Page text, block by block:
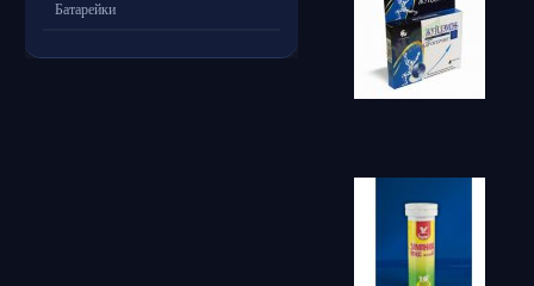
Батарейки